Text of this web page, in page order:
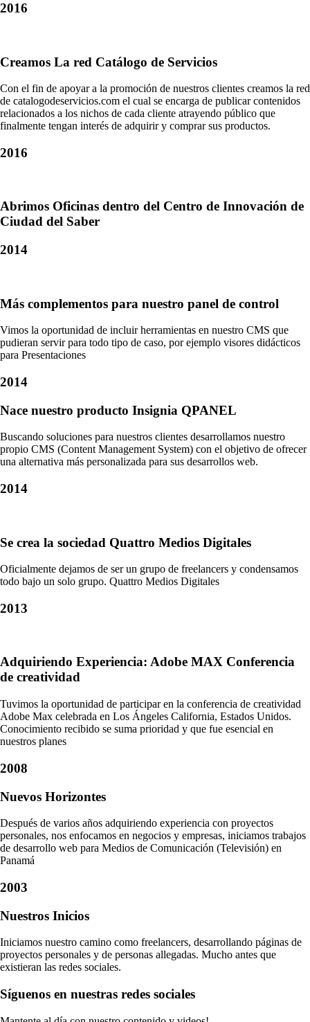
2016
Creamos La red Catálogo de Servicios
Con el fin de apoyar a la promoción de nuestros clientes creamos la red
de catalogodeservicios.com el cual se encarga de publicar contenidos
relacionados a los nichos de cada cliente atrayendo público que
finalmente tengan interés de adquirir y comprar sus productos.
2016
Abrimos Oficinas dentro del Centro de Innovación de
Ciudad del Saber
2014
Más complementos para nuestro panel de control
Vimos la oportunidad de incluir herramientas en nuestro CMS que
pudieran servir para todo tipo de caso, por ejemplo visores didácticos
para Presentaciones
2014
Nace nuestro producto Insignia QPANEL
Buscando soluciones para nuestros clientes desarrollamos nuestro
propio CMS (Content Management System) con el objetivo de ofrecer
una alternativa más personalizada para sus desarrollos web.
2014
Se crea la sociedad Quattro Medios Digitales
Oficialmente dejamos de ser un grupo de freelancers y condensamos
todo bajo un solo grupo. Quattro Medios Digitales
2013
Adquiriendo Experiencia: Adobe MAX Conferencia
de creatividad
Tuvimos la oportunidad de participar en la conferencia de creatividad
Adobe Max celebrada en Los Ángeles California, Estados Unidos.
Conocimiento recibido se suma prioridad y que fue esencial en
nuestros planes
2008
Nuevos Horizontes
Después de varios años adquiriendo experiencia con proyectos
personales, nos enfocamos en negocios y empresas, iniciamos trabajos
de desarrollo web para Medios de Comunicación (Televisión) en
Panamá
2003
Nuestros Inicios
Iniciamos nuestro camino como freelancers, desarrollando páginas de
proyectos personales y de personas allegadas. Mucho antes que
existieran las redes sociales.
Síguenos en nuestras redes sociales